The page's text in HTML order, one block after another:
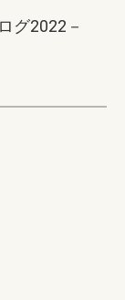
グ2022－